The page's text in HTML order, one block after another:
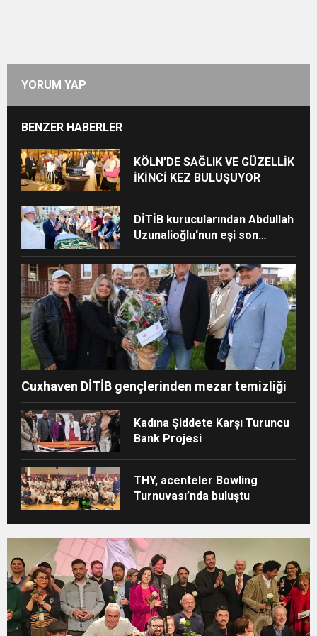
YORUM YAP
BENZER HABERLER
KÖLN’DE SAĞLIK VE GÜZELLİK
İKİNCİ KEZ BULUŞUYOR
DİTİB kurucularından Abdullah
Uzunalioğlu‘nun eşi son
Cuxhaven DİTİB gençlerinden mezar temizliği
Kadına Şiddete Karşı Turuncu
Bank Projesi
THY, acenteler Bowling
Turnuvası’nda buluştu